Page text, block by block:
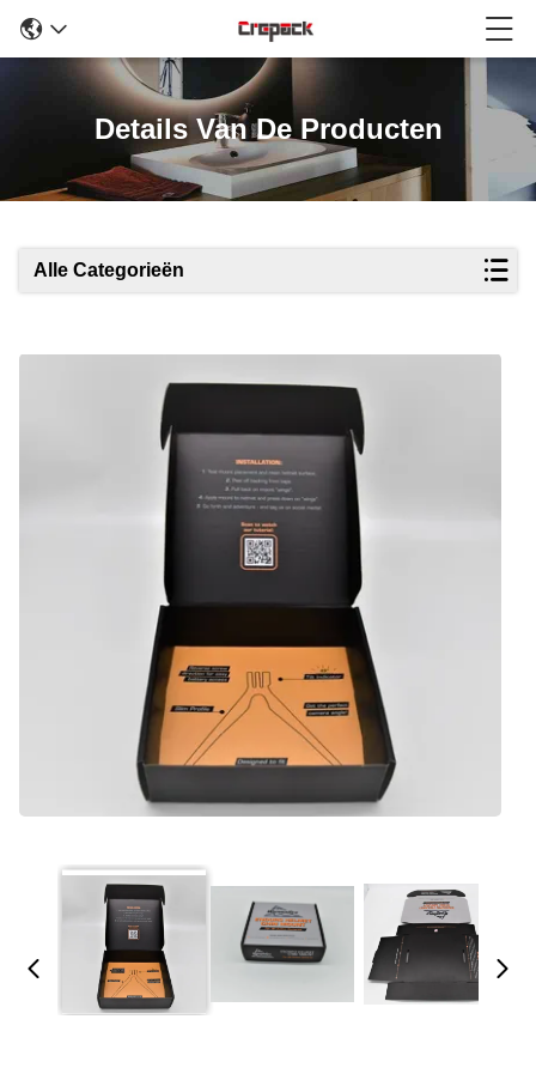
Details Van De Producten
Alle Categorieën